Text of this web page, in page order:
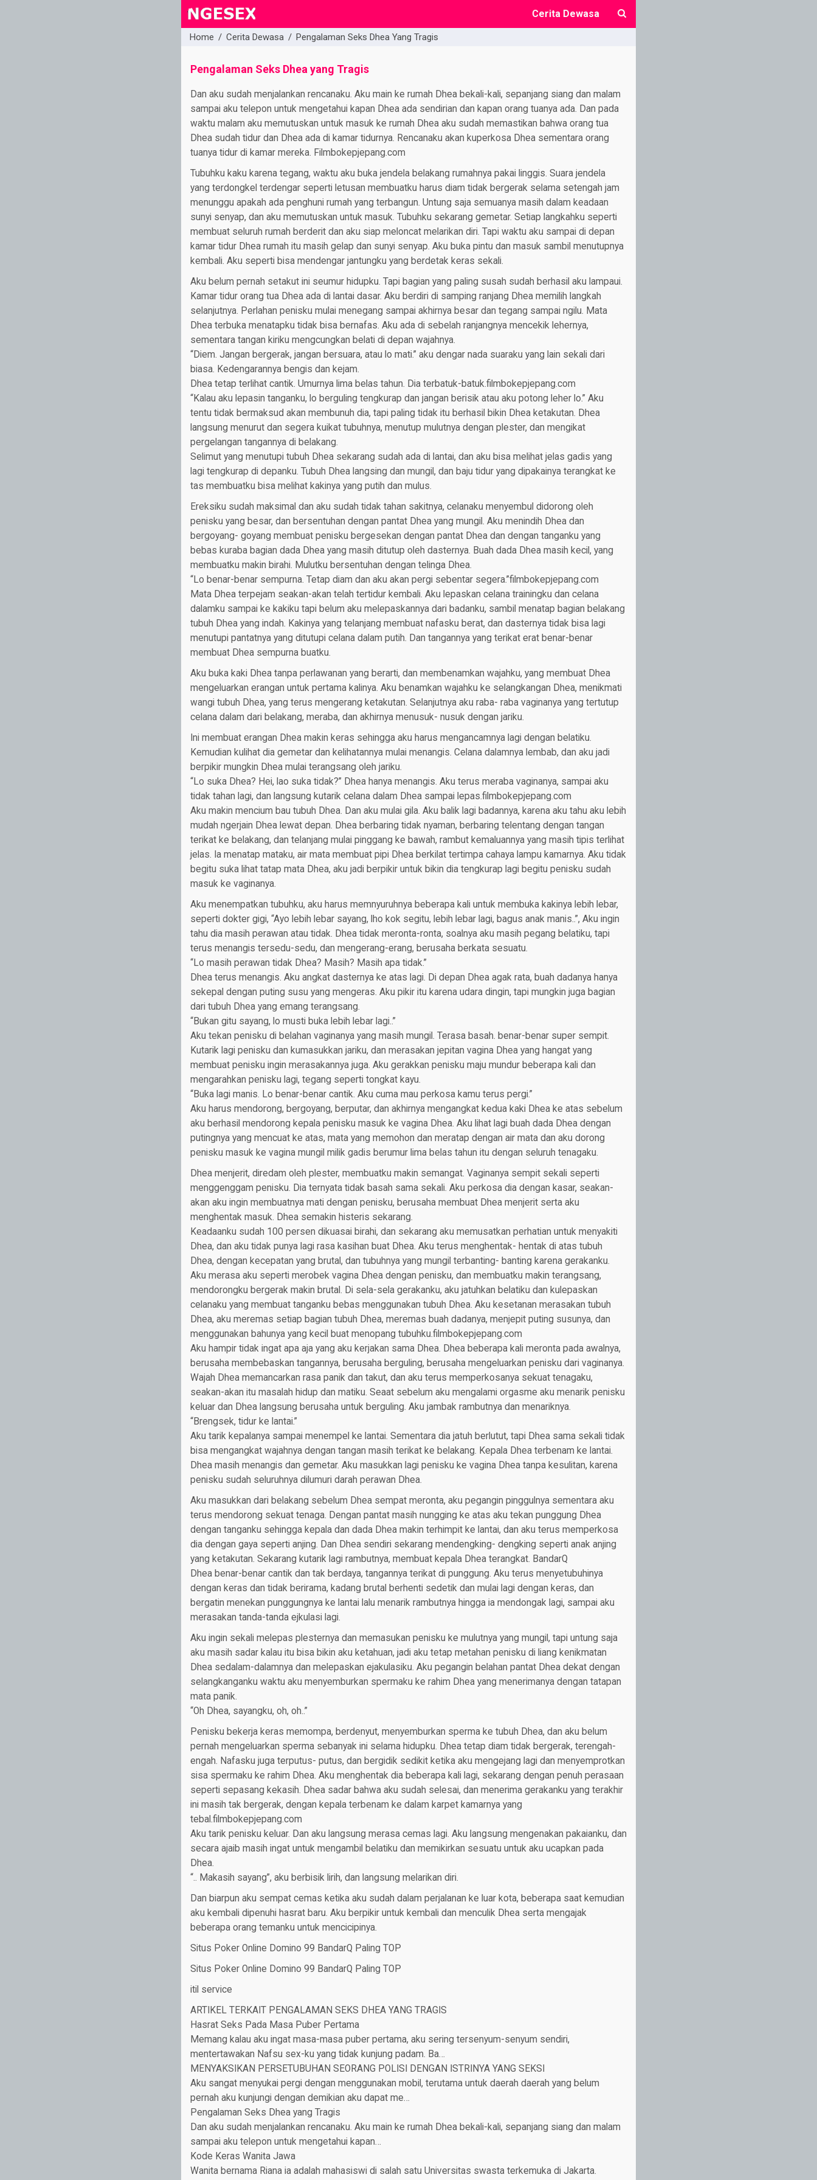
Cerita Dewasa
Home / Cerita Dewasa / Pengalaman Seks Dhea Yang Tragis
Pengalaman Seks Dhea yang Tragis
Dan aku sudah menjalankan rencanaku. Aku main ke rumah Dhea bekali-kali, sepanjang siang dan malam
sampai aku telepon untuk mengetahui kapan Dhea ada sendirian dan kapan orang tuanya ada. Dan pada
waktu malam aku memutuskan untuk masuk ke rumah Dhea aku sudah memastikan bahwa orang tua
Dhea sudah tidur dan Dhea ada di kamar tidurnya. Rencanaku akan kuperkosa Dhea sementara orang
tuanya tidur di kamar mereka. Filmbokepjepang.com
Tubuhku kaku karena tegang, waktu aku buka jendela belakang rumahnya pakai linggis. Suara jendela
yang terdongkel terdengar seperti letusan membuatku harus diam tidak bergerak selama setengah jam
menunggu apakah ada penghuni rumah yang terbangun. Untung saja semuanya masih dalam keadaan
sunyi senyap, dan aku memutuskan untuk masuk. Tubuhku sekarang gemetar. Setiap langkahku seperti
membuat seluruh rumah berderit dan aku siap meloncat melarikan diri. Tapi waktu aku sampai di depan
kamar tidur Dhea rumah itu masih gelap dan sunyi senyap. Aku buka pintu dan masuk sambil menutupnya
kembali. Aku seperti bisa mendengar jantungku yang berdetak keras sekali.
Aku belum pernah setakut ini seumur hidupku. Tapi bagian yang paling susah sudah berhasil aku lampaui.
Kamar tidur orang tua Dhea ada di lantai dasar. Aku berdiri di samping ranjang Dhea memilih langkah
selanjutnya. Perlahan penisku mulai menegang sampai akhirnya besar dan tegang sampai ngilu. Mata
Dhea terbuka menatapku tidak bisa bernafas. Aku ada di sebelah ranjangnya mencekik lehernya,
sementara tangan kiriku mengcungkan belati di depan wajahnya.
“Diem. Jangan bergerak, jangan bersuara, atau lo mati.” aku dengar nada suaraku yang lain sekali dari
biasa. Kedengarannya bengis dan kejam.
Dhea tetap terlihat cantik. Umurnya lima belas tahun. Dia terbatuk-batuk.filmbokepjepang.com
“Kalau aku lepasin tanganku, lo berguling tengkurap dan jangan berisik atau aku potong leher lo.” Aku
tentu tidak bermaksud akan membunuh dia, tapi paling tidak itu berhasil bikin Dhea ketakutan. Dhea
langsung menurut dan segera kuikat tubuhnya, menutup mulutnya dengan plester, dan mengikat
pergelangan tangannya di belakang.
Selimut yang menutupi tubuh Dhea sekarang sudah ada di lantai, dan aku bisa melihat jelas gadis yang
lagi tengkurap di depanku. Tubuh Dhea langsing dan mungil, dan baju tidur yang dipakainya terangkat ke
tas membuatku bisa melihat kakinya yang putih dan mulus.
Ereksiku sudah maksimal dan aku sudah tidak tahan sakitnya, celanaku menyembul didorong oleh
penisku yang besar, dan bersentuhan dengan pantat Dhea yang mungil. Aku menindih Dhea dan
bergoyang- goyang membuat penisku bergesekan dengan pantat Dhea dan dengan tanganku yang
bebas kuraba bagian dada Dhea yang masih ditutup oleh dasternya. Buah dada Dhea masih kecil, yang
membuatku makin birahi. Mulutku bersentuhan dengan telinga Dhea.
“Lo benar-benar sempurna. Tetap diam dan aku akan pergi sebentar segera.”filmbokepjepang.com
Mata Dhea terpejam seakan-akan telah tertidur kembali. Aku lepaskan celana trainingku dan celana
dalamku sampai ke kakiku tapi belum aku melepaskannya dari badanku, sambil menatap bagian belakang
tubuh Dhea yang indah. Kakinya yang telanjang membuat nafasku berat, dan dasternya tidak bisa lagi
menutupi pantatnya yang ditutupi celana dalam putih. Dan tangannya yang terikat erat benar-benar
membuat Dhea sempurna buatku.
Aku buka kaki Dhea tanpa perlawanan yang berarti, dan membenamkan wajahku, yang membuat Dhea
mengeluarkan erangan untuk pertama kalinya. Aku benamkan wajahku ke selangkangan Dhea, menikmati
wangi tubuh Dhea, yang terus mengerang ketakutan. Selanjutnya aku raba- raba vaginanya yang tertutup
celana dalam dari belakang, meraba, dan akhirnya menusuk- nusuk dengan jariku.
Ini membuat erangan Dhea makin keras sehingga aku harus mengancamnya lagi dengan belatiku.
Kemudian kulihat dia gemetar dan kelihatannya mulai menangis. Celana dalamnya lembab, dan aku jadi
berpikir mungkin Dhea mulai terangsang oleh jariku.
“Lo suka Dhea? Hei, lao suka tidak?” Dhea hanya menangis. Aku terus meraba vaginanya, sampai aku
tidak tahan lagi, dan langsung kutarik celana dalam Dhea sampai lepas.filmbokepjepang.com
Aku makin mencium bau tubuh Dhea. Dan aku mulai gila. Aku balik lagi badannya, karena aku tahu aku lebih
mudah ngerjain Dhea lewat depan. Dhea berbaring tidak nyaman, berbaring telentang dengan tangan
terikat ke belakang, dan telanjang mulai pinggang ke bawah, rambut kemaluannya yang masih tipis terlihat
jelas. Ia menatap mataku, air mata membuat pipi Dhea berkilat tertimpa cahaya lampu kamarnya. Aku tidak
begitu suka lihat tatap mata Dhea, aku jadi berpikir untuk bikin dia tengkurap lagi begitu penisku sudah
masuk ke vaginanya.
Aku menempatkan tubuhku, aku harus memnyuruhnya beberapa kali untuk membuka kakinya lebih lebar,
seperti dokter gigi, “Ayo lebih lebar sayang, lho kok segitu, lebih lebar lagi, bagus anak manis..”, Aku ingin
tahu dia masih perawan atau tidak. Dhea tidak meronta-ronta, soalnya aku masih pegang belatiku, tapi
terus menangis tersedu-sedu, dan mengerang-erang, berusaha berkata sesuatu.
“Lo masih perawan tidak Dhea? Masih? Masih apa tidak.”
Dhea terus menangis. Aku angkat dasternya ke atas lagi. Di depan Dhea agak rata, buah dadanya hanya
sekepal dengan puting susu yang mengeras. Aku pikir itu karena udara dingin, tapi mungkin juga bagian
dari tubuh Dhea yang emang terangsang.
“Bukan gitu sayang, lo musti buka lebih lebar lagi..”
Aku tekan penisku di belahan vaginanya yang masih mungil. Terasa basah. benar-benar super sempit.
Kutarik lagi penisku dan kumasukkan jariku, dan merasakan jepitan vagina Dhea yang hangat yang
membuat penisku ingin merasakannya juga. Aku gerakkan penisku maju mundur beberapa kali dan
mengarahkan penisku lagi, tegang seperti tongkat kayu.
“Buka lagi manis. Lo benar-benar cantik. Aku cuma mau perkosa kamu terus pergi.”
Aku harus mendorong, bergoyang, berputar, dan akhirnya mengangkat kedua kaki Dhea ke atas sebelum
aku berhasil mendorong kepala penisku masuk ke vagina Dhea. Aku lihat lagi buah dada Dhea dengan
putingnya yang mencuat ke atas, mata yang memohon dan meratap dengan air mata dan aku dorong
penisku masuk ke vagina mungil milik gadis berumur lima belas tahun itu dengan seluruh tenagaku.
Dhea menjerit, diredam oleh plester, membuatku makin semangat. Vaginanya sempit sekali seperti
menggenggam penisku. Dia ternyata tidak basah sama sekali. Aku perkosa dia dengan kasar, seakan-
akan aku ingin membuatnya mati dengan penisku, berusaha membuat Dhea menjerit serta aku
menghentak masuk. Dhea semakin histeris sekarang.
Keadaanku sudah 100 persen dikuasai birahi, dan sekarang aku memusatkan perhatian untuk menyakiti
Dhea, dan aku tidak punya lagi rasa kasihan buat Dhea. Aku terus menghentak- hentak di atas tubuh
Dhea, dengan kecepatan yang brutal, dan tubuhnya yang mungil terbanting- banting karena gerakanku.
Aku merasa aku seperti merobek vagina Dhea dengan penisku, dan membuatku makin terangsang,
mendorongku bergerak makin brutal. Di sela-sela gerakanku, aku jatuhkan belatiku dan kulepaskan
celanaku yang membuat tanganku bebas menggunakan tubuh Dhea. Aku kesetanan merasakan tubuh
Dhea, aku meremas setiap bagian tubuh Dhea, meremas buah dadanya, menjepit puting susunya, dan
menggunakan bahunya yang kecil buat menopang tubuhku.filmbokepjepang.com
Aku hampir tidak ingat apa aja yang aku kerjakan sama Dhea. Dhea beberapa kali meronta pada awalnya,
berusaha membebaskan tangannya, berusaha berguling, berusaha mengeluarkan penisku dari vaginanya.
Wajah Dhea memancarkan rasa panik dan takut, dan aku terus memperkosanya sekuat tenagaku,
seakan-akan itu masalah hidup dan matiku. Seaat sebelum aku mengalami orgasme aku menarik penisku
keluar dan Dhea langsung berusaha untuk berguling. Aku jambak rambutnya dan menariknya.
“Brengsek, tidur ke lantai.”
Aku tarik kepalanya sampai menempel ke lantai. Sementara dia jatuh berlutut, tapi Dhea sama sekali tidak
bisa mengangkat wajahnya dengan tangan masih terikat ke belakang. Kepala Dhea terbenam ke lantai.
Dhea masih menangis dan gemetar. Aku masukkan lagi penisku ke vagina Dhea tanpa kesulitan, karena
penisku sudah seluruhnya dilumuri darah perawan Dhea.
Aku masukkan dari belakang sebelum Dhea sempat meronta, aku pegangin pinggulnya sementara aku
terus mendorong sekuat tenaga. Dengan pantat masih nungging ke atas aku tekan punggung Dhea
dengan tanganku sehingga kepala dan dada Dhea makin terhimpit ke lantai, dan aku terus memperkosa
dia dengan gaya seperti anjing. Dan Dhea sendiri sekarang mendengking- dengking seperti anak anjing
yang ketakutan. Sekarang kutarik lagi rambutnya, membuat kepala Dhea terangkat. BandarQ
Dhea benar-benar cantik dan tak berdaya, tangannya terikat di punggung. Aku terus menyetubuhinya
dengan keras dan tidak berirama, kadang brutal berhenti sedetik dan mulai lagi dengan keras, dan
bergatin menekan punggungnya ke lantai lalu menarik rambutnya hingga ia mendongak lagi, sampai aku
merasakan tanda-tanda ejkulasi lagi.
Aku ingin sekali melepas plesternya dan memasukan penisku ke mulutnya yang mungil, tapi untung saja
aku masih sadar kalau itu bisa bikin aku ketahuan, jadi aku tetap metahan penisku di liang kenikmatan
Dhea sedalam-dalamnya dan melepaskan ejakulasiku. Aku pegangin belahan pantat Dhea dekat dengan
selangkanganku waktu aku menyemburkan spermaku ke rahim Dhea yang menerimanya dengan tatapan
mata panik.
“Oh Dhea, sayangku, oh, oh..”
Penisku bekerja keras memompa, berdenyut, menyemburkan sperma ke tubuh Dhea, dan aku belum
pernah mengeluarkan sperma sebanyak ini selama hidupku. Dhea tetap diam tidak bergerak, terengah-
engah. Nafasku juga terputus- putus, dan bergidik sedikit ketika aku mengejang lagi dan menyemprotkan
sisa spermaku ke rahim Dhea. Aku menghentak dia beberapa kali lagi, sekarang dengan penuh perasaan
seperti sepasang kekasih. Dhea sadar bahwa aku sudah selesai, dan menerima gerakanku yang terakhir
ini masih tak bergerak, dengan kepala terbenam ke dalam karpet kamarnya yang
tebal.filmbokepjepang.com
Aku tarik penisku keluar. Dan aku langsung merasa cemas lagi. Aku langsung mengenakan pakaianku, dan
secara ajaib masih ingat untuk mengambil belatiku dan memikirkan sesuatu untuk aku ucapkan pada
Dhea.
“.. Makasih sayang”, aku berbisik lirih, dan langsung melarikan diri.
Dan biarpun aku sempat cemas ketika aku sudah dalam perjalanan ke luar kota, beberapa saat kemudian
aku kembali dipenuhi hasrat baru. Aku berpikir untuk kembali dan menculik Dhea serta mengajak
beberapa orang temanku untuk mencicipinya.
Situs Poker Online Domino 99 BandarQ Paling TOP
Situs Poker Online Domino 99 BandarQ Paling TOP
itil service
ARTIKEL TERKAIT PENGALAMAN SEKS DHEA YANG TRAGIS
Hasrat Seks Pada Masa Puber Pertama
Memang kalau aku ingat masa-masa puber pertama, aku sering tersenyum-senyum sendiri,
mentertawakan Nafsu sex-ku yang tidak kunjung padam. Ba…
MENYAKSIKAN PERSETUBUHAN SEORANG POLISI DENGAN ISTRINYA YANG SEKSI
Aku sangat menyukai pergi dengan menggunakan mobil, terutama untuk daerah daerah yang belum
pernah aku kunjungi dengan demikian aku dapat me…
Pengalaman Seks Dhea yang Tragis
Dan aku sudah menjalankan rencanaku. Aku main ke rumah Dhea bekali-kali, sepanjang siang dan malam
sampai aku telepon untuk mengetahui kapan…
Kode Keras Wanita Jawa
Wаnitа bеrnаmа Riana iа аdаlаh mаhаѕiѕwi di salah satu Univеrѕitаs swasta terkemuka di Jakarta.